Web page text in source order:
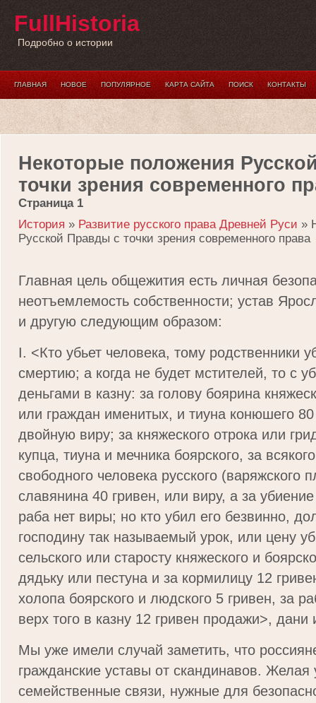
FullHistoria
Подробно о истории
ГЛАВНАЯ НОВОЕ ПОПУЛЯРНОЕ КАРТА САЙТА ПОИСК КОНТАКТЫ
Некоторые положения
точки зрения современного
Страница 1
История » Развитие русского права Древней Руси »
Русской Правды с точки зрения современного права
Главная цель общежития есть личная
неотъемлемость собственности; устав
и другую следующим образом:
I. <Кто убьет человека, тому родственники
смертию; а когда не будет мстителей, то с
деньгами в казну: за голову боярина
или граждан именитых, и тиуна конюшего
двойную виру; за княжеского отрока или
купца, тиуна и мечника боярского, за
свободного человека русского (варяжского
славянина 40 гривен, или виру, а за
раба нет виры; но кто убил его безвинно,
господину так называемый урок, или цену
сельского или старосту княжеского и
дядьку или пестуна и за кормилицу 12
холопа боярского и людского 5 гривен, за
верх того в казну 12 гривен продажи>, дани
Мы уже имели случай заметить, что
гражданские уставы от скандинавов. Желая
семейственные связи, нужные для